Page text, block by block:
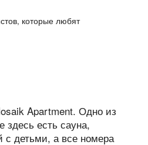
которые любят
Apartment. Одно из
есть сауна,
с детьми, а все номера